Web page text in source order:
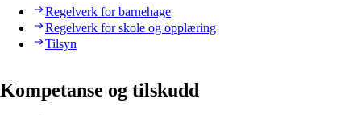
Regelverk for barnehage
Regelverk for skole og opplæring
Tilsyn
Kompetanse og tilskudd